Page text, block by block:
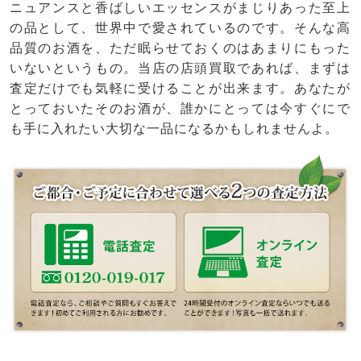
ニュアンスと香ばしいエッセンスがまじりあった至上
の品として、世界中で愛されているのです。そんな高
品質のお酒を、ただ眠らせておくのはあまりにもった
いないというもの。当店の店頭買取であれば、まずは
査定だけでも気軽に受けることが出来ます。あなたが
とっておいたそのお酒が、誰かにとっては今すぐにで
も手に入れたい大切な一品になるかもしれませんよ。